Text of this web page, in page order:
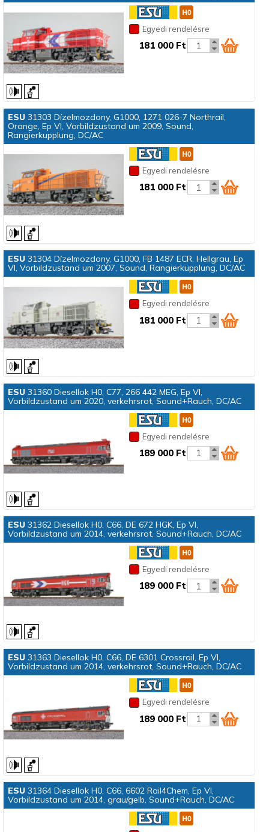
Egyedi rendelésre
181 000 Ft
ESU31303 Dízelmozdony, G1000, 1271 026-7 Northrail,
Orange, Ep VI, Vorbildzustand um 2009, Sound,
Rangierkupplung, DC/AC
Egyedi rendelésre
181 000 Ft
ESU31304 Dízelmozdony, G1000, FB 1487 ECR, Hellgrau, Ep
VI, Vorbildzustand um 2007, Sound, Rangierkupplung, DC/AC
Egyedi rendelésre
181 000 Ft
ESU31360 Diesellok H0, C77, 266 442 MEG, Ep VI,
Vorbildzustand um 2020, verkehrsrot, Sound+Rauch, DC/AC
Egyedi rendelésre
189 000 Ft
ESU31362 Diesellok H0, C66, DE 672 HGK, Ep VI,
Vorbildzustand um 2014, verkehrsrot, Sound+Rauch, DC/AC
Egyedi rendelésre
189 000 Ft
ESU31363 Diesellok H0, C66, DE 6301 Crossrail, Ep VI,
Vorbildzustand um 2014, verkehrsrot, Sound+Rauch, DC/AC
Egyedi rendelésre
189 000 Ft
ESU31364 Diesellok H0, C66, 6602 Rail4Chem, Ep VI,
Vorbildzustand um 2014, grau/gelb, Sound+Rauch, DC/AC